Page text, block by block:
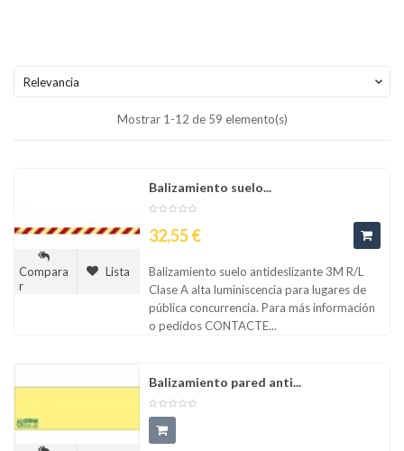
Relevancia 
Mostrar 1-12 de 59 elemento(s)
Compara
r
Lista
Balizamiento suelo...
Precio
32,55 €
Balizamiento suelo antideslizante 3M R/L
Clase A alta luminiscencia para lugares de
pública concurrencia. Para más información
o pedidos CONTACTE...
Balizamiento pared anti...